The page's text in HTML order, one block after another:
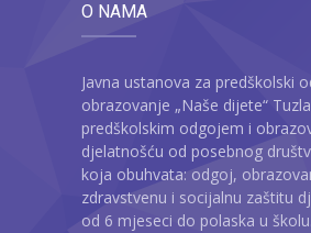
---- Odluke o izboru i
-- Konkursi
Edukacije
-- Edukacije za roditelje
O NAMA
Javna ustanova za predškolski
obrazovanje „Naše dijete“
predškolskim odgojem i
djelatnošću od posebnog
koja obuhvata: odgoj,
zdravstvenu i socijalnu zaštitu
od 6 mjeseci do polaska u školu.